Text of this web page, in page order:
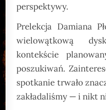
perspektywy.
Prelekcja Damiana
wielowątkową
kontekście
poszukiwań.
spotkanie trwało
zakładaliśmy — i nikt